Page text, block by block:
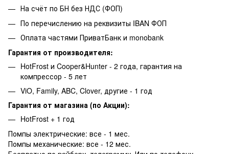
На счёт по БН без НДС (ФОП)
По перечислению на реквизиты IBAN ФОП
Оплата частями ПриватБанк и monobank
Гарантия от производителя:
HotFrost и Cooper&Hunter - 2 года, гарантия на
компрессор - 5 лет
ViO, Family, ABC, Clover, другие - 1 год
Гарантия от магазина (по Акции):
HotFrost + 1 год
Помпы электрические: все - 1 мес.
Помпы механические: все - 12 мес.